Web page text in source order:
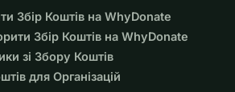
Збір Коштів на WhyDonate
Збір Коштів на WhyDonate
зі Збору Коштів
для Організацій